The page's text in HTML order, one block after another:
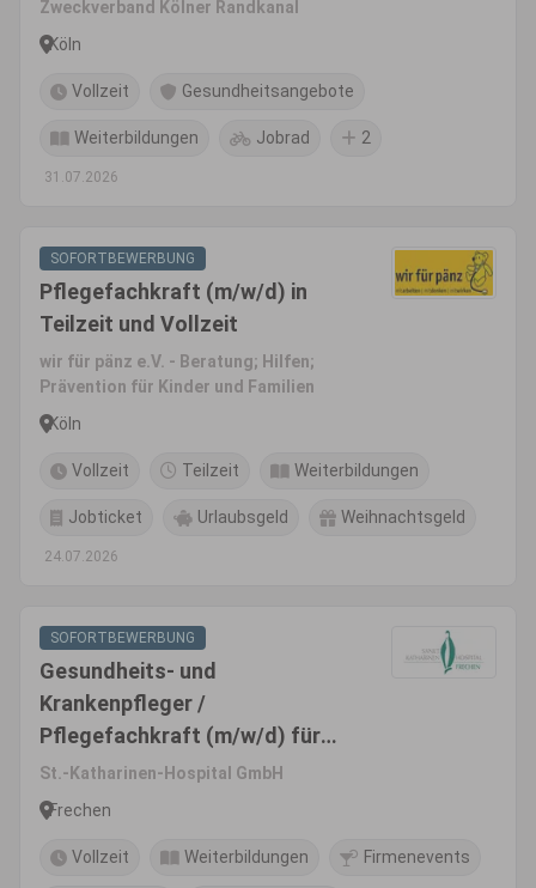
Zweckverband Kölner Randkanal
Köln
Vollzeit Gesundheitsangebote
Weiterbildungen Jobrad 2
31.07.2026
SOFORTBEWERBUNG
Pflegefachkraft (m/w/d) in
Teilzeit und Vollzeit
wir für pänz e.V. - Beratung; Hilfen;
Prävention für Kinder und Familien
Köln
Vollzeit Teilzeit Weiterbildungen
Jobticket Urlaubsgeld Weihnachtsgeld
24.07.2026
SOFORTBEWERBUNG
Gesundheits- und
Krankenpfleger /
Pflegefachkraft (m/w/d) für
die Intensivstation
St.-Katharinen-Hospital GmbH
Frechen
Vollzeit Weiterbildungen Firmenevents